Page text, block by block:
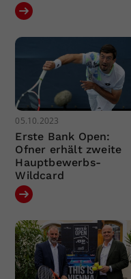
05.10.2023
Erste Bank Open:
Ofner erhält zweite
Hauptbewerbs-
Wildcard